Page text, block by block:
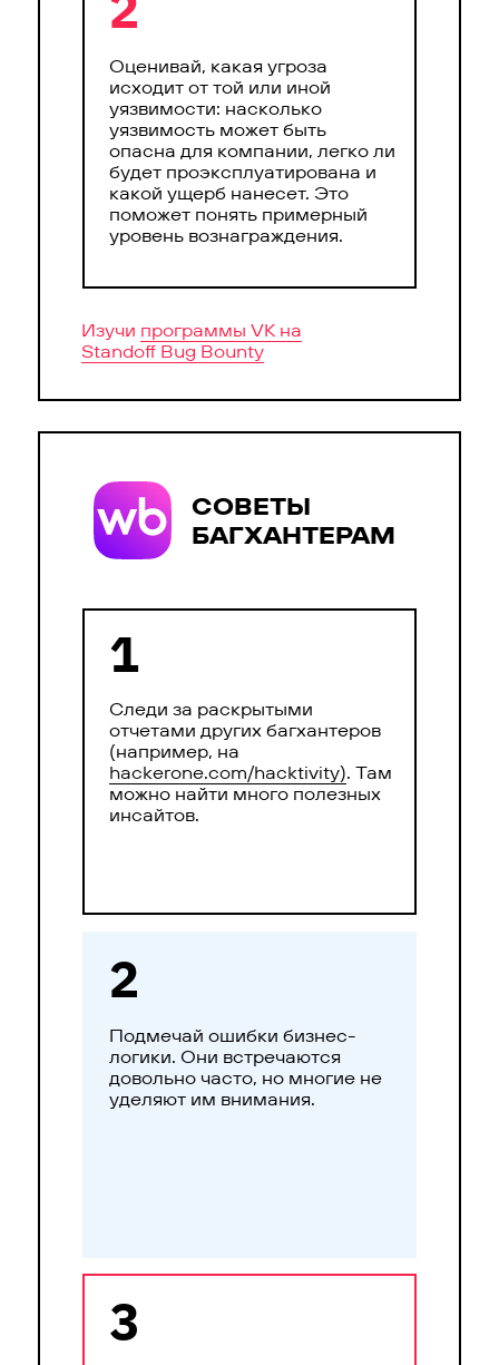
Оценивай, какая угроза
исходит от той или иной
уязвимости: насколько
уязвимость может быть
опасна для компании, легко ли
будет проэксплуатирована и
какой ущерб нанесет. Это
поможет понять примерный
уровень вознаграждения.
Изучи программы VK на
Standoff Bug Bounty
СОВЕТЫ
БАГХАНТЕРАМ
Подмечай ошибки бизнес-
логики. Они встречаются
довольно часто, но многие не
уделяют им внимания.
2
3
Следи за раскрытыми
отчетами других багхантеров
(например, на
hackerone.com/hacktivity). Там
можно найти много полезных
инсайтов.
1